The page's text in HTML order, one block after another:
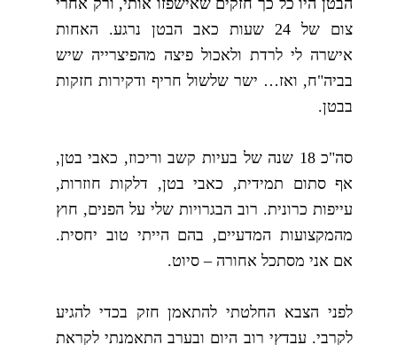
צום של 24 שעות כאב הבטן נרגע. האחות
אישרה לי לרדת ולאכול פיצה מהפיצרייה שיש
בביה"ח, ואז… ישר שלשול חריף ודקירות חזקות
בבטן.
סה"כ 18 שנה של בעיות קשב וריכוז, כאבי בטן,
אף סתום תמידית, כאבי בטן, דלקות חוזרות,
עייפות כרונית. רוב הבגרויות שלי על הפנים, חוץ
מהמקצועות המדעיים, בהם הייתי טוב יחסית.
אם אני מסתכל אחורה – סיוט.
לפני הצבא החלטתי להתאמן חזק בכדי להגיע
לקרבי. עבדץי רוב היום ובערב התאמנתי לקראת